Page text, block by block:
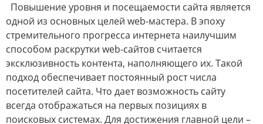
Повышение уровня и посещаемости сайта является
одной из основных целей web-мастера. В эпоху
стремительного прогресса интернета наилучшим
способом раскрутки web-сайтов считается
эксклюзивность контента, наполняющего их. Такой
подход обеспечивает постоянный рост числа
посетителей сайта. Что дает возможность сайту
всегда отображаться на первых позициях в
поисковых системах. Для достижения главной цели –